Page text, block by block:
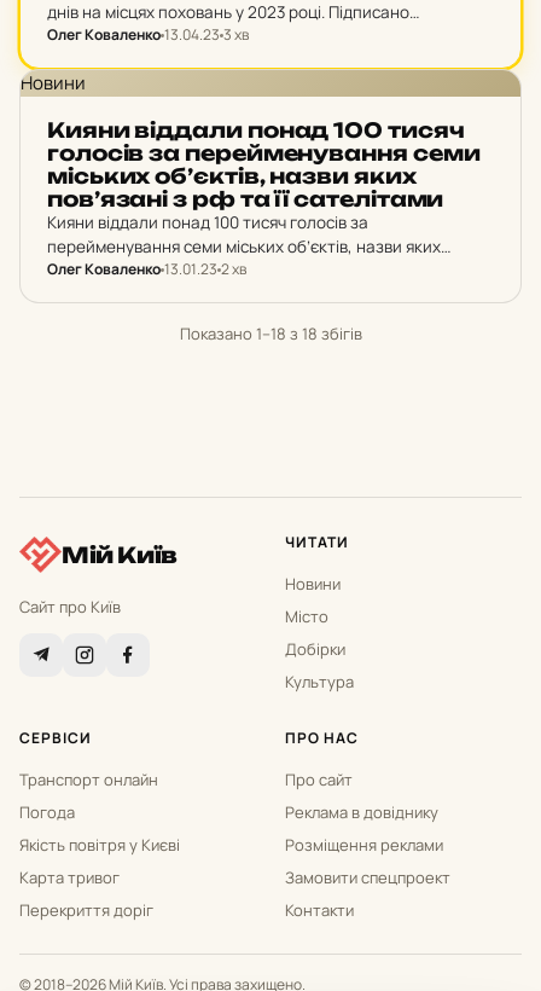
днів на місцях поховань у 2023 році. Підписано
відповідне розпорядження Київського міського голови.
Олег Коваленко13.04.23 3 хв
Новини
Кияни від­да­ли понад 100 тисяч
го­ло­сів за пе­рей­ме­ну­ван­ня семи
місь­ких об’єк­тів, назви яких
пов’я­за­ні з рф та її са­те­лі­та­ми
Кияни віддали понад 100 тисяч голосів за
перейменування семи міських об’єктів, назви яких
пов’язані з рф та її сателітами.
Олег Коваленко13.01.23 2 хв
Показано 1–18 з 18 збігів
Мій Київ
Сайт про Київ
ЧИТАТИ
Новини
Місто
Добірки
Культура
СЕРВІСИ
Транспорт онлайн
Погода
Якість повітря у Києві
Карта тривог
Перекриття доріг
ПРО НАС
Про сайт
Реклама в довіднику
Розміщення реклами
Замовити спецпроект
Контакти
© 2018–2026 Мій Київ. Усі права захищено.